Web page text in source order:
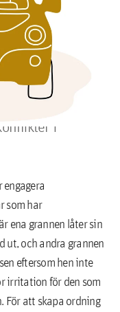
skapar lätt
eller inte räcker
tydliga
i
som har
ena grannen låter sin
ut, och andra grannen
eftersom hen inte
irritation för den som
För att skapa ordning